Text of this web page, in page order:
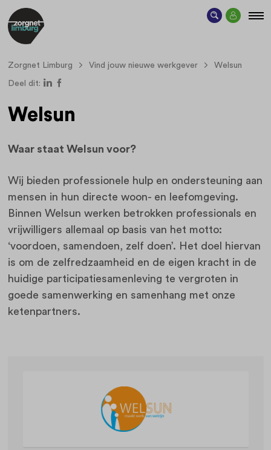
Zorgnet Limburg Vind jouw nieuwe werkgever Welsun
Deel dit:
Welsun
Waar staat Welsun voor?
Wij bieden professionele hulp en ondersteuning aan
mensen in hun directe woon- en leefomgeving.
Binnen Welsun werken betrokken professionals en
vrijwilligers allemaal op basis van het motto:
‘voordoen, samendoen, zelf doen’. Het doel hiervan
is om de zelfredzaamheid en de eigen kracht in de
huidige participatiesamenleving te vergroten in
goede samenwerking en samenhang met onze
ketenpartners.